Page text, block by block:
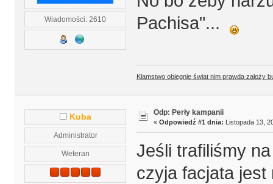
Wiadomości: 2610
Pachisa"...
Kłamstwo obiegnie świat nim prawda założy
Kuba
Administrator
Weteran
Odp: Perły kampanii
« Odpowiedź #1 dnia: Listopada 13,
Jeśli trafiliśmy
czyja facjata jest